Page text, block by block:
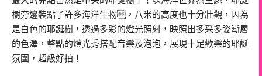
樹旁邊裝點了許多海洋生物，八米的高度也十分壯觀，因為
是白色的耶誕樹，透過多彩的燈光照射，映照出多采多姿漸層
的色澤，整點的燈光秀搭配音樂及泡泡，展現十足歡樂的耶誕
氛圍，超級好拍！